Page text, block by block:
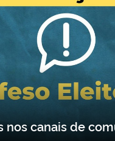
nos canais de